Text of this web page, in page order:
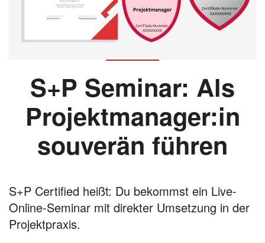
S+P Seminar: Als
Projektmanager:in
souverän führen
S+P Certified heißt: Du bekommst ein Live-
Online-Seminar mit direkter Umsetzung in der
Projektpraxis.